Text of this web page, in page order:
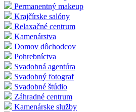
Permanentný makeup
Krajčírske salóny
Relaxačné centrum
Kamenárstva
Domov dôchodcov
Pohrebníctva
Svadobná agentúra
Svadobný fotograf
Svadobné štúdio
Záhradné centrum
Kamenárske služby